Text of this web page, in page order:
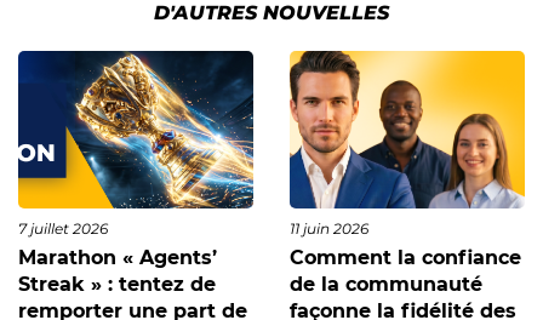
D'AUTRES NOUVELLES
7 juillet 2026
Marathon « Agents’
Streak » : tentez de
remporter une part de
11 juin 2026
Comment la confiance
de la communauté
façonne la fidélité des